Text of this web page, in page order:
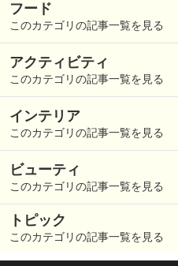
フード
このカテゴリの記事一覧を見る
アクティビティ
このカテゴリの記事一覧を見る
インテリア
このカテゴリの記事一覧を見る
ビューティ
このカテゴリの記事一覧を見る
トピック
このカテゴリの記事一覧を見る